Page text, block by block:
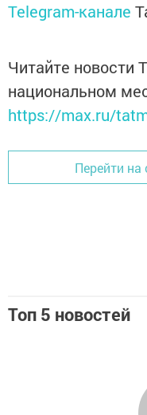
Telegram-канале
Читайте новости
национальном
https://max.ru/
Перейти на
Топ 5 новостей